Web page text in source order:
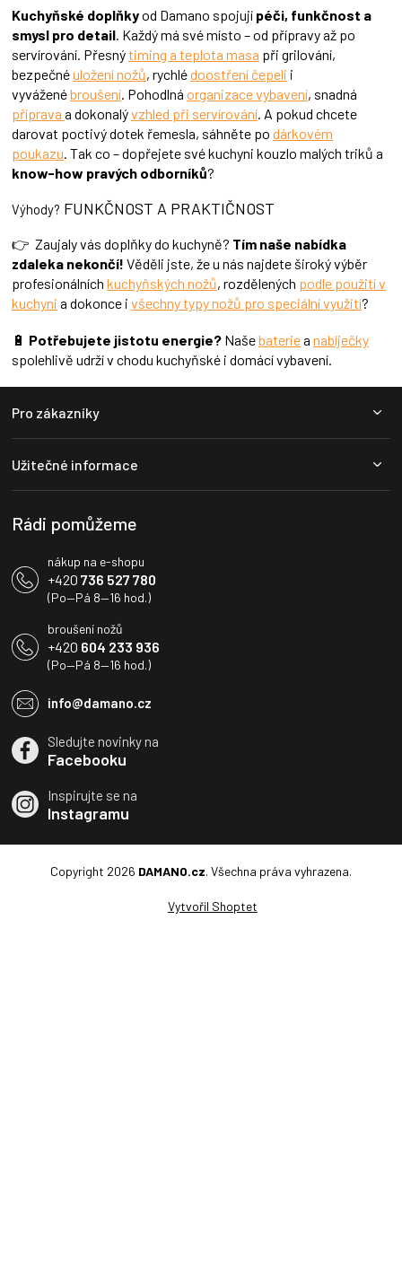
k
y
v
ý
p
i
s
u
Kuchyňské doplňkyod Damano spojují péči, funkčnost a
smysl pro detail . Každý má své místo – od přípravy až po
servírování. Přesnýtiming a teplota masa při grilování,
bezpečnéuložení nožů, rychlédoostření čepeli i
vyváženébroušení . Pohodlná organizace vybavení, snadná
příprava a dokonalývzhled při servírování . A pokud chcete
darovat poctivý dotek řemesla, sáhněte po dárkovém
poukazu . Tak co – dopřejete své kuchyni kouzlo malých triků a
know-how pravých odborníků?
Výhody? FUNKČNOST A PRAKTIČNOST
👉 Zaujaly vás doplňky do kuchyně? Tím naše nabídka
zdaleka nekončí! Věděli jste, že u nás najdete široký výběr
profesionálních kuchyňských nožů, rozdělených podle použití v
kuchyni a dokonce i všechny typy nožů pro speciální využití?
🔋 Potřebujete jistotu energie? Našebateriea nabíječky
spolehlivě udrží v chodu kuchyňské i domácí vybavení.
Pro zákazníky
Užitečné informace
Rádi pomůžeme
nákup na e-shopu
+420 736 527 780
(Po—Pá 8—16 hod.)
broušení nožů
+420 604 233 936
(Po—Pá 8—16 hod.)
info@damano.cz
Sledujte novinky na
Facebooku
Inspirujte se na
Instagramu
Vytvořil Shoptet
Copyright 2026 DAMANO.cz. Všechna práva vyhrazena.